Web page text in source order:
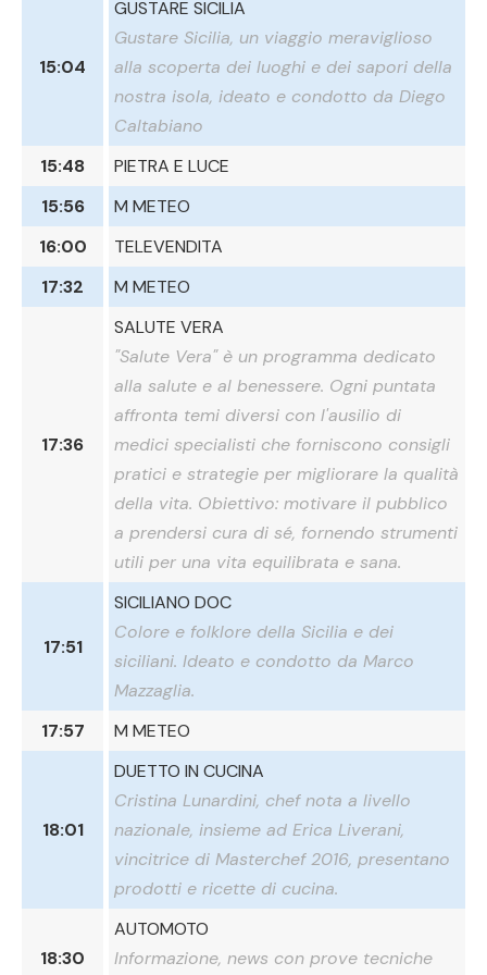
15:04
GUSTARE SICILIA
Gustare Sicilia, un viaggio meraviglioso
alla scoperta dei luoghi e dei sapori della
nostra isola, ideato e condotto da Diego
Caltabiano
15:48
PIETRA E LUCE
15:56
M METEO
16:00
TELEVENDITA
17:32
M METEO
17:36
SALUTE VERA
"Salute Vera" è un programma dedicato
alla salute e al benessere. Ogni puntata
affronta temi diversi con l'ausilio di
medici specialisti che forniscono consigli
pratici e strategie per migliorare la qualità
della vita. Obiettivo: motivare il pubblico
a prendersi cura di sé, fornendo strumenti
utili per una vita equilibrata e sana.
17:51
SICILIANO DOC
Colore e folklore della Sicilia e dei
siciliani. Ideato e condotto da Marco
Mazzaglia.
17:57
M METEO
18:01
DUETTO IN CUCINA
Cristina Lunardini, chef nota a livello
nazionale, insieme ad Erica Liverani,
vincitrice di Masterchef 2016, presentano
prodotti e ricette di cucina.
18:30
AUTOMOTO
Informazione, news con prove tecniche